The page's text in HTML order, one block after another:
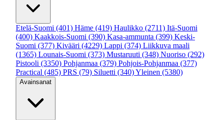
Etelä-Suomi (401) Häme (419) Haulikko (2711) Itä-Suomi
(400) Kaakkois-Suomi (390) Kasa-ammunta (399) Keski-
Suomi (377) Kivääri (4229) Lappi (374) Liikkuva maali
(1365) Lounais-Suomi (373) Mustaruuti (348) Nuoriso (292)
Pistooli (3350) Pohjanmaa (379) Pohjois-Pohjanmaa (377)
Practical (485) PRS (79) Siluetti (340)Yleinen (5380)
Avainsanat